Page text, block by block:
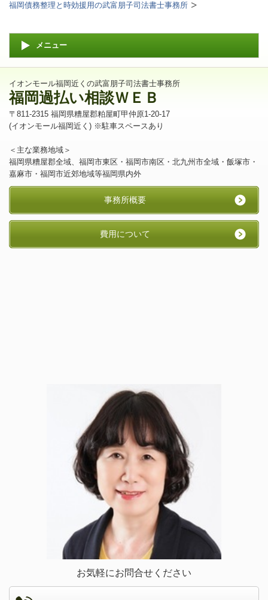
福岡債務整理と時効援用の武富朋子司法書士事務所
メニュー
イオンモール福岡近くの武富朋子司法書士事務所
福岡過払い相談ＷＥＢ
〒811-2315 福岡県糟屋郡粕屋町甲仲原1-20-17
(イオンモール福岡近く) ※駐車スペースあり
＜主な業務地域＞
福岡県糟屋郡全域、福岡市東区・福岡市南区・北九州市全域・飯塚市・
嘉麻市・福岡市近郊地域等福岡県内外
事務所概要
費用について
お気軽にお問合せください